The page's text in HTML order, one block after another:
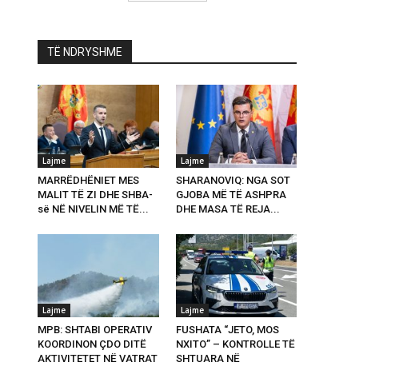
TË NDRYSHME
Lajme
MARRËDHËNIET MES
MALIT TË ZI DHE SHBA-
së NË NIVELIN MË TË...
Lajme
SHARANOVIQ: NGA SOT
GJOBA MË TË ASHPRA
DHE MASA TË REJA...
Lajme
MPB: SHTABI OPERATIV
KOORDINON ÇDO DITË
AKTIVITETET NË VATRAT
Lajme
FUSHATA “JETO, MOS
NXITO” – KONTROLLE TË
SHTUARA NË